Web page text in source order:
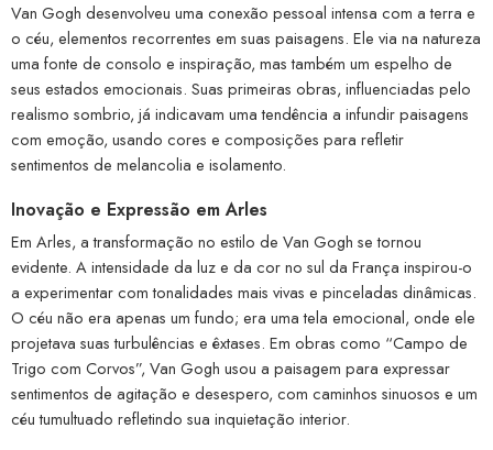
Van Gogh desenvolveu uma conexão pessoal intensa com a terra e
o céu, elementos recorrentes em suas paisagens. Ele via na natureza
uma fonte de consolo e inspiração, mas também um espelho de
seus estados emocionais. Suas primeiras obras, influenciadas pelo
realismo sombrio, já indicavam uma tendência a infundir paisagens
com emoção, usando cores e composições para refletir
sentimentos de melancolia e isolamento.
Inovação e Expressão em Arles
Em Arles, a transformação no estilo de Van Gogh se tornou
evidente. A intensidade da luz e da cor no sul da França inspirou-o
a experimentar com tonalidades mais vivas e pinceladas dinâmicas.
O céu não era apenas um fundo; era uma tela emocional, onde ele
projetava suas turbulências e êxtases. Em obras como “Campo de
Trigo com Corvos”, Van Gogh usou a paisagem para expressar
sentimentos de agitação e desespero, com caminhos sinuosos e um
céu tumultuado refletindo sua inquietação interior.